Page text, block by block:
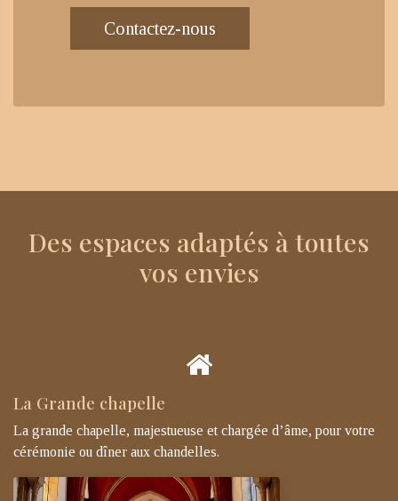
Contactez-nous
Des espaces adaptés à toutes
vos envies
La Grande chapelle
La grande chapelle, majestueuse et chargée d’âme, pour votre
cérémonie ou dîner aux chandelles.